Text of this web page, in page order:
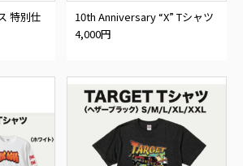
特別仕
10th Anniversary “X” Tシャツ
4,000円